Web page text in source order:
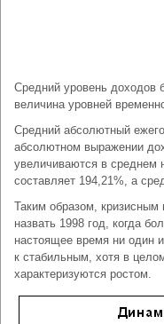
Средний уровень доходов
величина уровней
Средний абсолютный
абсолютном выражении
увеличиваются в среднем
составляет 194,21%, а
Таким образом,
назвать 1998 год, когда
настоящее время ни один
к стабильным, хотя в
характеризуются ростом.